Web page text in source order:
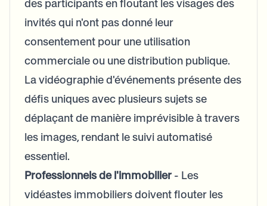
des participants en floutant les visages des
invités qui n'ont pas donné leur
consentement pour une utilisation
commerciale ou une distribution publique.
La vidéographie d'événements présente des
défis uniques avec plusieurs sujets se
déplaçant de manière imprévisible à travers
les images, rendant le suivi automatisé
essentiel.
Professionnels de l'immobilier - Les
vidéastes immobiliers doivent flouter les